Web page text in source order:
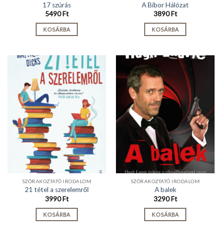
17 szúrás
5490Ft
KOSÁRBA
A Bíbor Hálózat
3890Ft
KOSÁRBA
SZÓRAKOZTATÓ IRODALOM
21 tétel a szerelemről
3990Ft
KOSÁRBA
SZÓRAKOZTATÓ IRODALOM
A balek
3290Ft
KOSÁRBA